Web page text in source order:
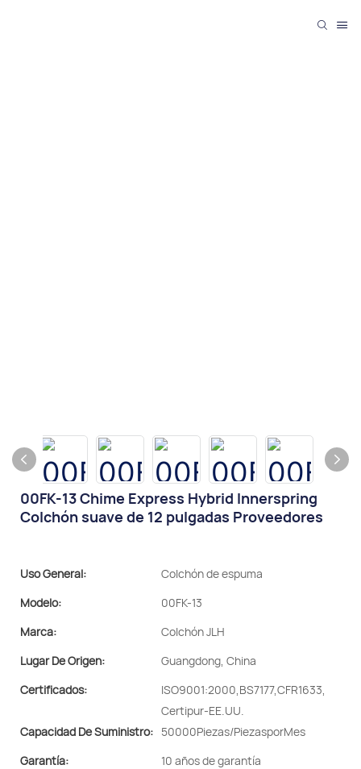
00FK-13 Chime Express Hybrid Innerspring
Colchón suave de 12 pulgadas Proveedores
Uso General:
Colchón de espuma
Modelo:
00FK-13
Marca:
Colchón JLH
Lugar De Origen:
Guangdong, China
Certificados:
ISO9001:2000,BS7177,CFR1633,
Certipur-EE.UU.
Capacidad De Suministro: 50000Piezas/PiezasporMes
Garantía:
10 años de garantía